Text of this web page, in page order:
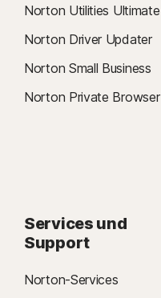
Norton Utilities Ultimate
Norton Driver Updater
Norton Small Business
Norton Private Browser
Services und
Support
Norton-Services